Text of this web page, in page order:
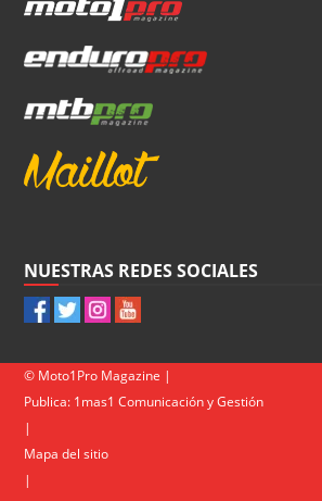
NUESTRAS REDES SOCIALES
© Moto1Pro Magazine |
Publica: 1mas1 Comunicación y Gestión
|
Mapa del sitio
|